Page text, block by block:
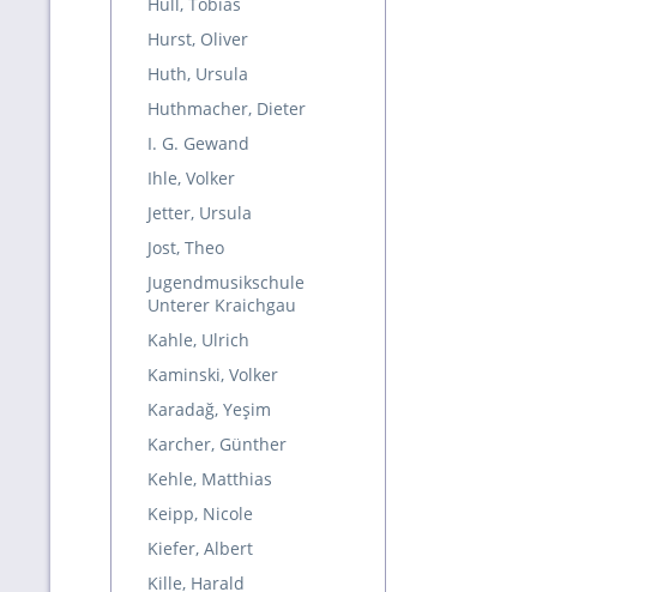
Hurst, Oliver
Huth, Ursula
Huthmacher, Dieter
I. G. Gewand
Ihle, Volker
Jetter, Ursula
Jost, Theo
Jugendmusikschule
Unterer Kraichgau
Kahle, Ulrich
Kaminski, Volker
Karadağ, Yeşim
Karcher, Günther
Kehle, Matthias
Keipp, Nicole
Kiefer, Albert
Kille, Harald